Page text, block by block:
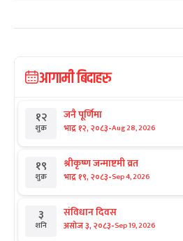
आगामी बिदाहरु
१२
शुक्र
जनै पूर्णिमा
भाद्र १२, २०८३-Aug 28, 2026
१९
शुक्र
श्रीकृष्ण जन्माष्टमी व्रत
भाद्र १९, २०८३-Sep 4, 2026
३
शनि
संविधान दिवस
असोज ३, २०८३-Sep 19, 2026